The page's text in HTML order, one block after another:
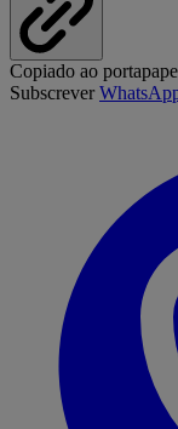
Copiado ao
Subscrever